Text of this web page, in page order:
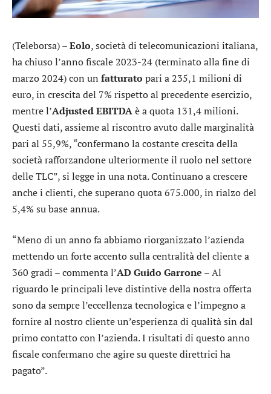
(Teleborsa) –Eolo, società di telecomunicazioni italiana,
ha chiuso l’anno fiscale 2023-24 (terminato alla fine di
marzo 2024) con un fatturato pari a 235,1 milioni di
euro, in crescita del 7% rispetto al precedente esercizio,
mentre l’Adjusted EBITDAè a quota 131,4 milioni.
Questi dati, assieme al riscontro avuto dalle marginalità
pari al 55,9%, “confermano la costante crescita della
società rafforzandone ulteriormente il ruolo nel settore
delle TLC”, si legge in una nota. Continuano a crescere
anche i clienti, che superano quota 675.000, in rialzo del
5,4% su base annua.
“Meno di un anno fa abbiamo riorganizzato l’azienda
mettendo un forte accento sulla centralità del cliente a
360 gradi – commenta l’AD Guido Garrone – Al
riguardo le principali leve distintive della nostra offerta
sono da sempre l’eccellenza tecnologica e l’impegno a
fornire al nostro cliente un’esperienza di qualità sin dal
primo contatto con l’azienda. I risultati di questo anno
fiscale confermano che agire su queste direttrici ha
pagato”.